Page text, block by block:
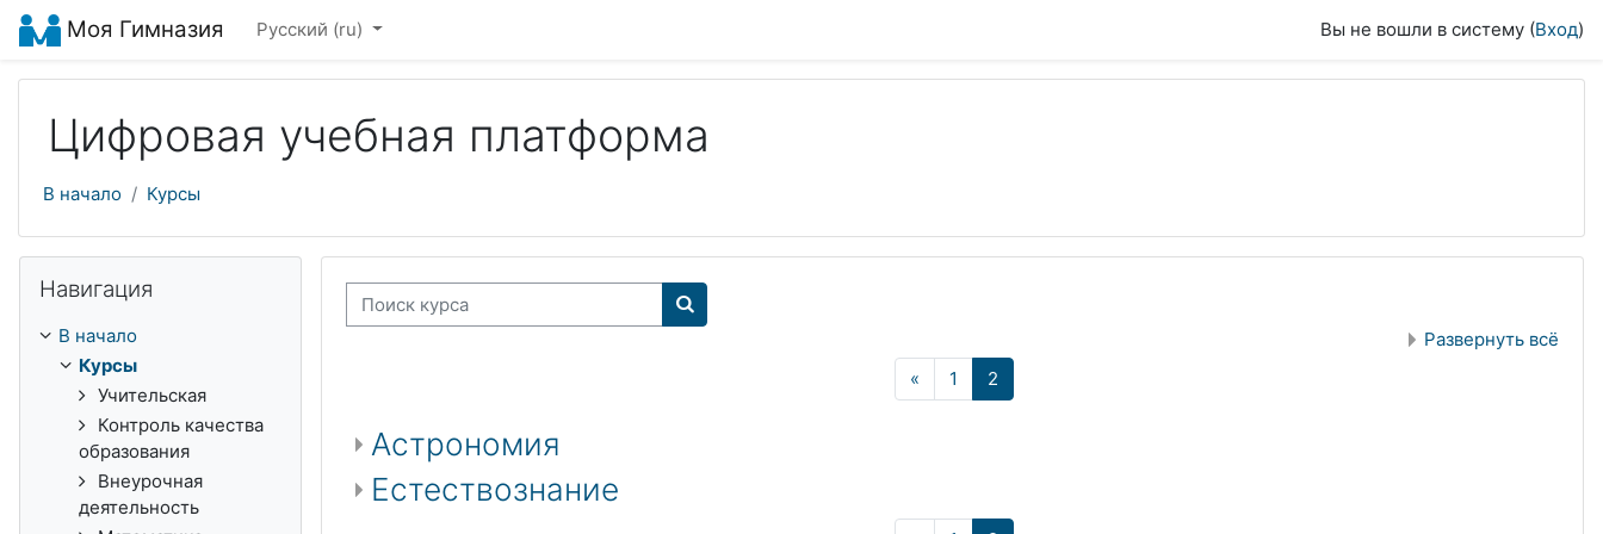
Перейти к основному содержанию
Моя Гимназия Русский ‎(ru)‎ Вы не вошли в систему (Вход)
Цифровая учебная платформа
В начало Курсы
Поиск курса
Поиск курса
Развернуть всё
«Назад
1 2(текущая)
Астрономия
Естествознание
Навигация
В начало
Курсы
Учительская
Контроль качества
образования
Внеурочная
деятельность